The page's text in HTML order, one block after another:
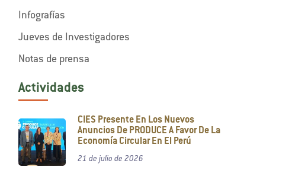
Infografías
Jueves de Investigadores
Notas de prensa
Actividades
CIES Presente En Los Nuevos
Anuncios De PRODUCE A Favor De La
Economía Circular En El Perú
21 de julio de 2026